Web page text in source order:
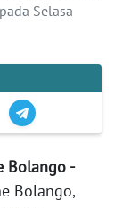
Selasa
Bolango -
Bolango,